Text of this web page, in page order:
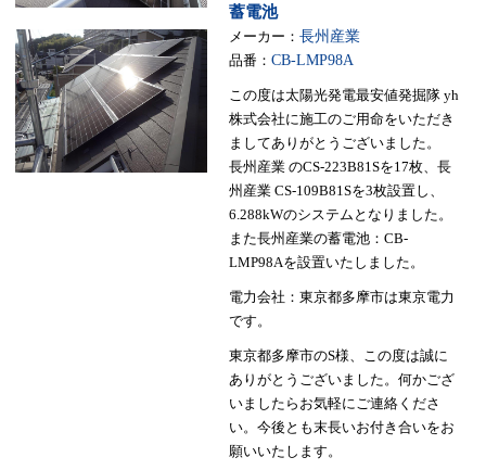
蓄電池
メーカー： 長州産業
品番： CB-LMP98A
この度は太陽光発電最安値発掘隊 yh
株式会社に施工のご用命をいただき
ましてありがとうございました。
長州産業 のCS-223B81Sを17枚、長
州産業 CS-109B81Sを3枚設置し、
6.288kWのシステムとなりました。
また長州産業の蓄電池：CB-
LMP98Aを設置いたしました。
電力会社：東京都多摩市は東京電力
です。
東京都多摩市のS様、この度は誠に
ありがとうございました。何かござ
いましたらお気軽にご連絡くださ
い。今後とも末長いお付き合いをお
願いいたします。